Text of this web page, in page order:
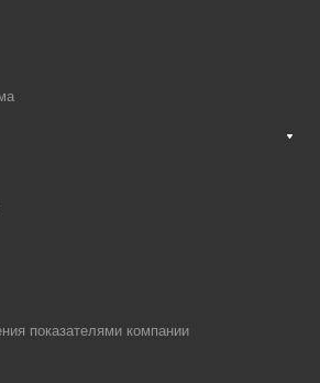
показателями компании